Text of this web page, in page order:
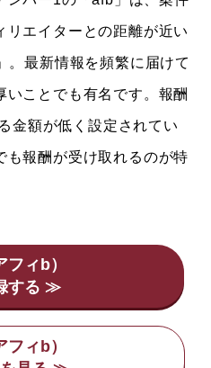
リエイターとの距離が近い
。最新情報を頻繁に届けて
いことでも有名です。報酬
金額が低く設定されてい
も報酬が受け取れるのが特
ィb）
ィb）